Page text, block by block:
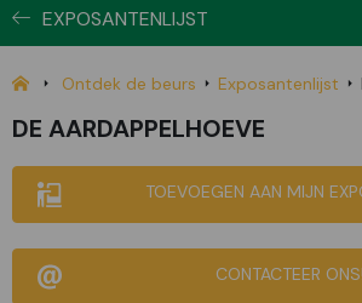
EXPOSANTENLIJST
Ontdek de beurs Exposantenlijst
DE AARDAPPELHOEVE
TOEVOEGEN AAN MIJN
CONTACTEER ONS!